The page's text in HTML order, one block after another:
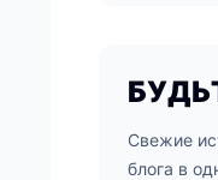
Свежие
блога в